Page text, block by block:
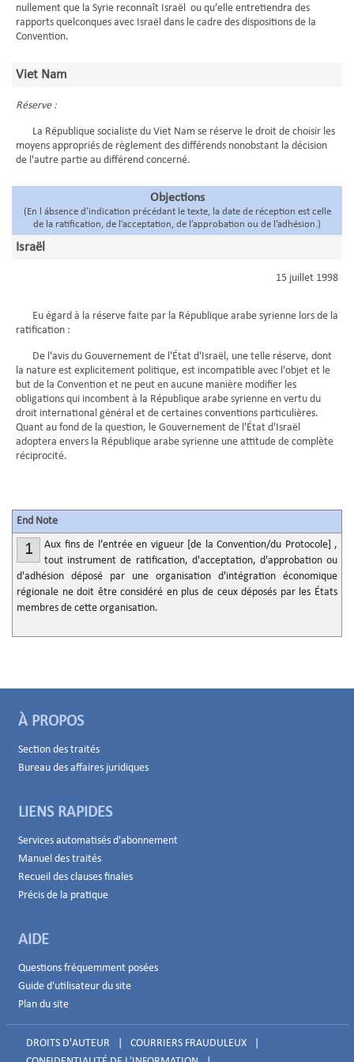
nullement que la Syrie reconnaît Israël ou qu’elle entretiendra des
rapports quelconques avec Israël dans le cadre des dispositions de la
Convention.
Viet Nam
Réserve :
La République socialiste du Viet Nam se réserve le droit de choisir les
moyens appropriés de règlement des différends nonobstant la décision
de l'autre partie au différend concerné.
Objections
(En l ábsence d’indication précédant le texte, la date de réception est celle
de la ratification, de l’acceptation, de l’approbation ou de l’adhésion.)
Israël
15 juillet 1998
Eu égard à la réserve faite par la République arabe syrienne lors de la
ratification :
De l'avis du Gouvernement de l'État d'Israël, une telle réserve, dont
la nature est explicitement politique, est incompatible avec l'objet et le
but de la Convention et ne peut en aucune manière modifier les
obligations qui incombent à la République arabe syrienne en vertu du
droit international général et de certaines conventions particulières.
Quant au fond de la question, le Gouvernement de l'État d'Israël
adoptera envers la République arabe syrienne une attitude de complète
réciprocité.
End Note
1
Aux fins de l’entrée en vigueur [de la Convention/du Protocole] ,
tout instrument de ratification, d'acceptation, d'approbation ou
d'adhésion déposé par une organisation d'intégration économique
régionale ne doit être considéré en plus de ceux déposés par les États
membres de cette organisation.
À PROPOS
Section des traités
Bureau des affaires juridiques
LIENS RAPIDES
Services automatisés d'abonnement
Manuel des traités
Recueil des clauses finales
Précis de la pratique
AIDE
Questions fréquemment posées
Guide d'utilisateur du site
Plan du site
DROITS D'AUTEUR COURRIERS FRAUDULEUX